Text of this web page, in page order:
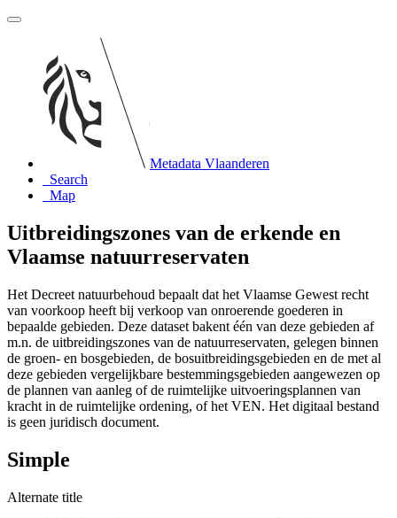
Metadata Vlaanderen
Search
Map
Uitbreidingszones van de erkende en
Vlaamse natuurreservaten
Het Decreet natuurbehoud bepaalt dat het Vlaamse Gewest recht
van voorkoop heeft bij verkoop van onroerende goederen in
bepaalde gebieden. Deze dataset bakent één van deze gebieden af
m.n. de uitbreidingszones van de natuurreservaten, gelegen binnen
de groen- en bosgebieden, de bosuitbreidingsgebieden en de met al
deze gebieden vergelijkbare bestemmingsgebieden aangewezen op
de plannen van aanleg of de ruimtelijke uitvoeringsplannen van
kracht in de ruimtelijke ordening, of het VEN. Het digitaal bestand
is geen juridisch document.
Simple
Alternate title